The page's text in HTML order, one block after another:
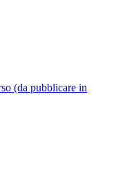
(da pubblicare in